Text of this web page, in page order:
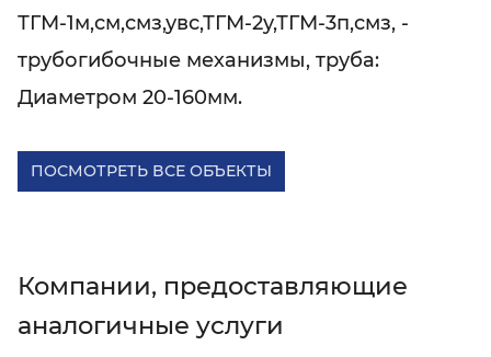
ТГМ-1м,см,смз,увс,ТГМ-2у,ТГМ-3п,смз, -
трубогибочные механизмы, труба:
Диаметром 20-160мм.
ПОСМОТРЕТЬ ВСЕ ОБЪЕКТЫ
Компании, предоставляющие
аналогичные услуги